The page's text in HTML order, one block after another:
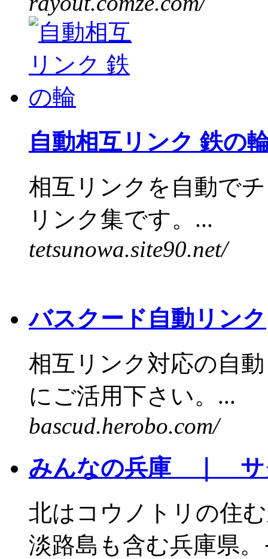
自動相互リンク 鉄の
相互リンクを自動で
リンク集です。...
tetsunowa.site90.net/
バスクード自動リンク
相互リンク対応の自
にご活用下さい。...
bascud.herobo.com/
みんなの兵庫 ｜ サ
北はコウノトリの住
淡路島も含む兵庫県